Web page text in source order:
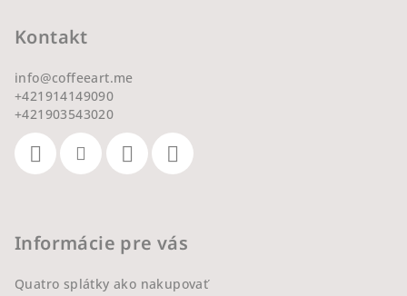
Kontakt
info@coffeeart.me
+421914149090
+421903543020
Informácie pre vás
Quatro splátky ako nakupovať